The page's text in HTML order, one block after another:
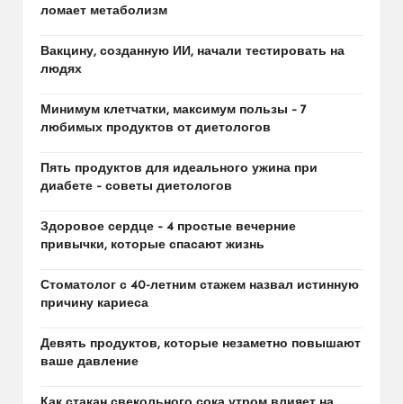
ломает метаболизм
Вакцину, созданную ИИ, начали тестировать на
людях
Минимум клетчатки, максимум пользы – 7
любимых продуктов от диетологов
Пять продуктов для идеального ужина при
диабете – советы диетологов
Здоровое сердце – 4 простые вечерние
привычки, которые спасают жизнь
Стоматолог с 40-летним стажем назвал истинную
причину кариеса
Девять продуктов, которые незаметно повышают
ваше давление